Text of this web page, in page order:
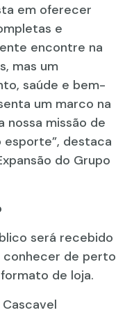
em oferecer
e
encontre na
mas um
saúde e bem-
um marco na
nossa missão de
destaca
do Grupo
será recebido
de perto
de loja.